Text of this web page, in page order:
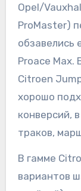
Opel/
ProMaster)
обзавелись
Proace Max.
Citroen
хорошо
конверсий,
траков,
В гамме
вариантов